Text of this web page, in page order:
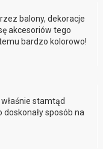
balony, dekoracje
akcesoriów tego
bardzo kolorowo!
stamtąd
sposób na